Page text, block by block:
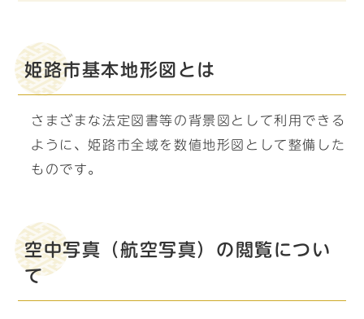
姫路市基本地形図とは
さまざまな法定図書等の背景図として利用できる
ように、姫路市全域を数値地形図として整備した
ものです。
空中写真（航空写真）の閲覧につい
て